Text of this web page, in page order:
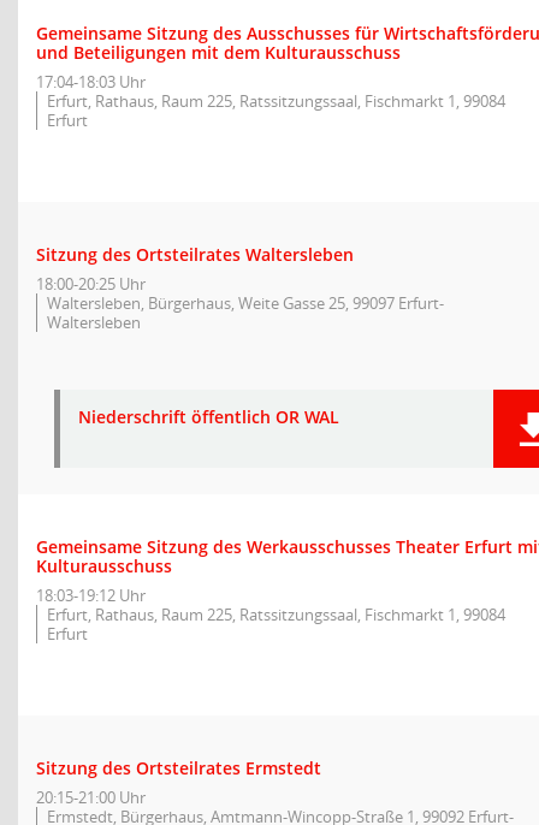
Gemeinsame Sitzung des Ausschusses für
und Beteiligungen mit dem Kulturausschuss
17:04-18:03 Uhr
Erfurt, Rathaus, Raum 225, Ratssitzungssaal, Fischmarkt 1, 99084
Erfurt
Sitzung des Ortsteilrates Waltersleben
18:00-20:25 Uhr
Waltersleben, Bürgerhaus, Weite Gasse 25, 99097 Erfurt-
Waltersleben
Niederschrift öffentlich OR WAL
Gemeinsame Sitzung des Werkausschusses Theater Erfurt
Kulturausschuss
18:03-19:12 Uhr
Erfurt, Rathaus, Raum 225, Ratssitzungssaal, Fischmarkt 1, 99084
Erfurt
Sitzung des Ortsteilrates Ermstedt
20:15-21:00 Uhr
Ermstedt, Bürgerhaus, Amtmann-Wincopp-Straße 1, 99092 Erfurt-